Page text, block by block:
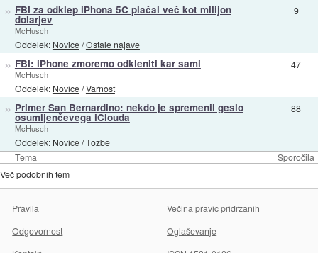
Tema Sporočila
» FBI za odklep iPhona 5C plačal več kot milijon
dolarjev
McHusch
Oddelek: Novice/Ostale najave
9
» FBI: iPhone zmoremo odkleniti kar sami
McHusch
Oddelek: Novice/Varnost
47
» Primer San Bernardino: nekdo je spremenil geslo
osumljenčevega iClouda
McHusch
Oddelek: Novice/Tožbe
88
Več podobnih tem
Pravila
Večina pravic pridržanih
Odgovornost
Oglaševanje